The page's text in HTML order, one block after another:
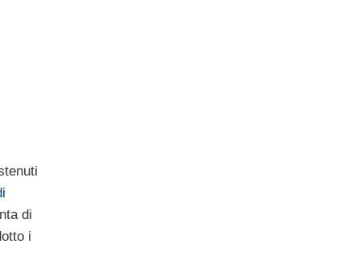
di
i